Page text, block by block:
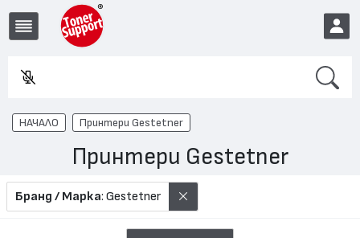
НАЧАЛО Принтери Gestetner
Принтери Gestetner
Бранд / Марка: Gestetner